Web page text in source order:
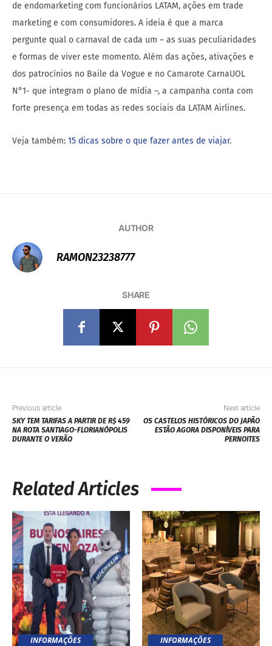
de endomarketing com funcionários LATAM, ações em trade
marketing e com consumidores. A ideia é que a marca
pergunte qual o carnaval de cada um – as suas peculiaridades
e formas de viver este momento. Além das ações, ativações e
dos patrocínios no Baile da Vogue e no Camarote CarnaUOL
N°1- que integram o plano de mídia –, a campanha conta com
forte presença em todas as redes sociais da LATAM Airlines.
Veja também: 15 dicas sobre o que fazer antes de viajar.
AUTHOR
RAMON23238777
SHARE
Previous article
SKY TEM TARIFAS A PARTIR DE R$ 459
NA ROTA SANTIAGO-FLORIANÓPOLIS
DURANTE O VERÃO
Next article
OS CASTELOS HISTÓRICOS DO JAPÃO
ESTÃO AGORA DISPONÍVEIS PARA
PERNOITES
Related Articles
INFORMAÇÕES INFORMAÇÕES